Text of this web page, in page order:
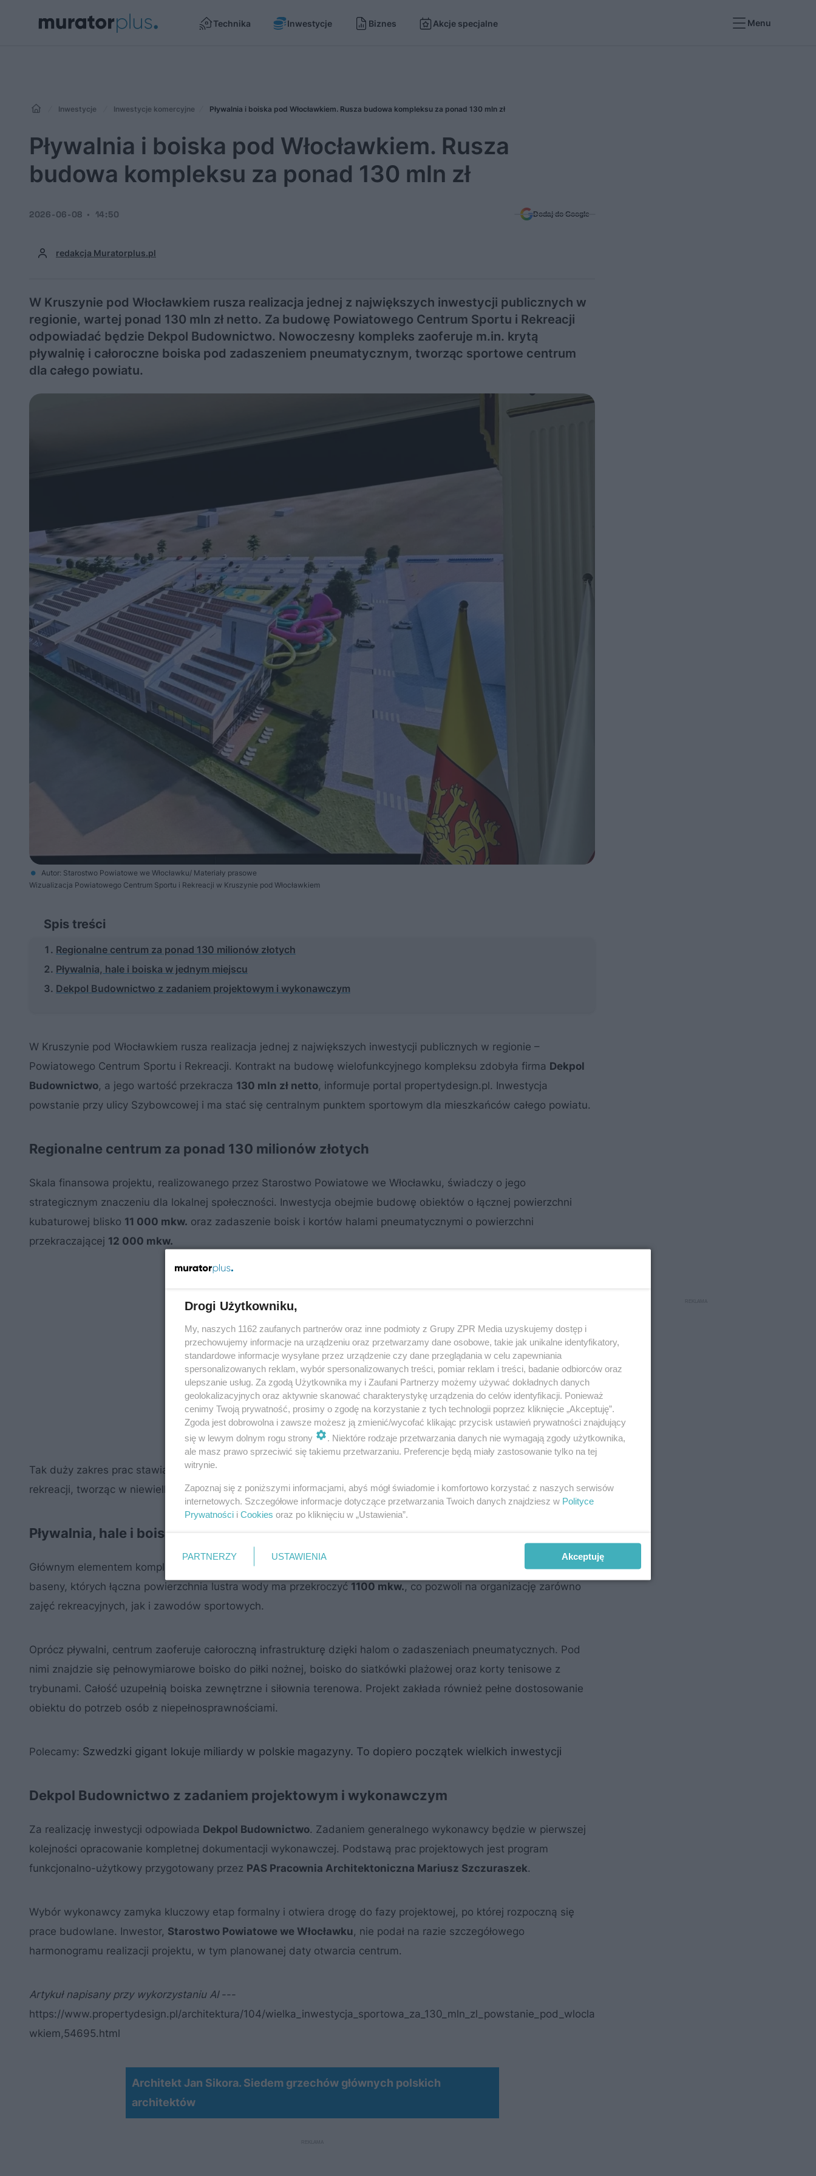
Technika Inwestycje Biznes Akcje specjalne Menu
Inwestycje Inwestycje komercyjne Pływalnia i boiska pod Włocławkiem. Rusza budowa kompleksu za ponad 130 mln zł
Pływalnia i boiska pod Włocławkiem. Rusza
budowa kompleksu za ponad 130 mln zł
redakcja Muratorplus.pl
2026-06-08 14:50 Dodaj do Google
W Kruszynie pod Włocławkiem rusza realizacja jednej z największych inwestycji publicznych w
regionie, wartej ponad 130 mln zł netto. Za budowę Powiatowego Centrum Sportu i Rekreacji
odpowiadać będzie Dekpol Budownictwo. Nowoczesny kompleks zaoferuje m.in. krytą
pływalnię i całoroczne boiska pod zadaszeniem pneumatycznym, tworząc sportowe centrum
dla całego powiatu.
Autor: Starostwo Powiatowe we Włocławku/ Materiały prasowe
Wizualizacja Powiatowego Centrum Sportu i Rekreacji w Kruszynie pod Włocławkiem
Spis treści
Regionalne centrum za ponad 130 milionów złotych
Pływalnia, hale i boiska w jednym miejscu
Dekpol Budownictwo z zadaniem projektowym i wykonawczym
W Kruszynie pod Włocławkiem rusza realizacja jednej z największych inwestycji publicznych w regionie –
Powiatowego Centrum Sportu i Rekreacji. Kontrakt na budowę wielofunkcyjnego kompleksu zdobyła firma Dekpol
Budownictwo, a jego wartość przekracza 130 mln zł netto, informuje portal propertydesign.pl. Inwestycja
powstanie przy ulicy Szybowcowej i ma stać się centralnym punktem sportowym dla mieszkańców całego powiatu.
Regionalne centrum za ponad 130 milionów złotych
Skala finansowa projektu, realizowanego przez Starostwo Powiatowe we Włocławku, świadczy o jego
strategicznym znaczeniu dla lokalnej społeczności. Inwestycja obejmie budowę obiektów o łącznej powierzchni
kubaturowej blisko 11 000 mkw. oraz zadaszenie boisk i kortów halami pneumatycznymi o powierzchni
przekraczającej 12 000 mkw.
Tak duży zakres prac stawia projekt w czołówce regionalnych przedsięwzięć infrastrukturalnych w sektorze sportu i
rekreacji, tworząc w niewielkiej miejscowości obiekt o ponadlokalnym potencjale.
Pływalnia, hale i boiska w jednym miejscu
Głównym elementem kompleksu będzie dwukondygnacyjny budynek krytej pływalni. Zaprojektowano w nim
baseny, których łączna powierzchnia lustra wody ma przekroczyć 1100 mkw., co pozwoli na organizację zarówno
zajęć rekreacyjnych, jak i zawodów sportowych.
Oprócz pływalni, centrum zaoferuje całoroczną infrastrukturę dzięki halom o zadaszeniach pneumatycznych. Pod
nimi znajdzie się pełnowymiarowe boisko do piłki nożnej, boisko do siatkówki plażowej oraz korty tenisowe z
trybunami. Całość uzupełnią boiska zewnętrzne i siłownia terenowa. Projekt zakłada również pełne dostosowanie
obiektu do potrzeb osób z niepełnosprawnościami.
Polecamy: Szwedzki gigant lokuje miliardy w polskie magazyny. To dopiero początek wielkich inwestycji
Dekpol Budownictwo z zadaniem projektowym i wykonawczym
Za realizację inwestycji odpowiada Dekpol Budownictwo. Zadaniem generalnego wykonawcy będzie w pierwszej
kolejności opracowanie kompletnej dokumentacji wykonawczej. Podstawą prac projektowych jest program
funkcjonalno-użytkowy przygotowany przez PAS Pracownia Architektoniczna Mariusz Szczuraszek.
Wybór wykonawcy zamyka kluczowy etap formalny i otwiera drogę do fazy projektowej, po której rozpoczną się
prace budowlane. Inwestor, Starostwo Powiatowe we Włocławku, nie podał na razie szczegółowego
harmonogramu realizacji projektu, w tym planowanej daty otwarcia centrum.
Artykuł napisany przy wykorzystaniu AI---
https://www.propertydesign.pl/architektura/104/wielka_inwestycja_sportowa_za_130_mln_zl_powstanie_pod_wlocla
wkiem,54695.html
Architekt Jan Sikora. Siedem grzechów głównych polskich
architektów
Drogi Użytkowniku,
My, naszych 1162 zaufanych partnerów oraz inne podmioty z Grupy ZPR Media uzyskujemy dostęp i
przechowujemy informacje na urządzeniu oraz przetwarzamy dane osobowe, takie jak unikalne identyfikatory,
standardowe informacje wysyłane przez urządzenie czy dane przeglądania w celu zapewniania
spersonalizowanych reklam, wybór spersonalizowanych treści, pomiar reklam i treści, badanie odbiorców oraz
ulepszanie usług. Za zgodą Użytkownika my i Zaufani Partnerzy możemy używać dokładnych danych
geolokalizacyjnych oraz aktywnie skanować charakterystykę urządzenia do celów identyfikacji. Ponieważ
cenimy Twoją prywatność, prosimy o zgodę na korzystanie z tych technologii poprzez kliknięcie „Akceptuję”.
Zgoda jest dobrowolna i zawsze możesz ją zmienić/wycofać klikając przycisk ustawień prywatności znajdujący
się w lewym dolnym rogu strony
. Niektóre rodzaje przetwarzania danych nie wymagają zgody użytkownika,
ale masz prawo sprzeciwić się takiemu przetwarzaniu. Preferencje będą miały zastosowanie tylko na tej
witrynie.
Zapoznaj się z poniższymi informacjami, abyś mógł świadomie i komfortowo korzystać z naszych serwisów
internetowych. Szczegółowe informacje dotyczące przetwarzania Twoich danych znajdziesz w Polityce
Prywatności i Cookies oraz po kliknięciu w „Ustawienia”.
PARTNERZY USTAWIENIA Akceptuję